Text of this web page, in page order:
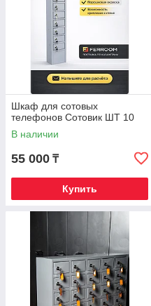
Шкаф для сотовых
телефонов Сотовик ШТ 10
В наличии
55 000 ₸
Купить